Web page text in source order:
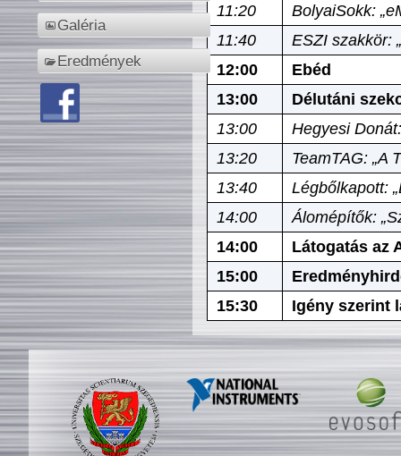
Galéria
Eredmények
11:20
BolyaiSokk:
11:40
ESZI szakkör:
12:00
Ebéd
13:00
Délutáni
13:00
Hegyesi
13:20
TeamTAG: „A
13:40
Légbőlkapott:
14:00
Álomépítők:
14:00
Látogatás az
15:00
15:30
Igény szerint